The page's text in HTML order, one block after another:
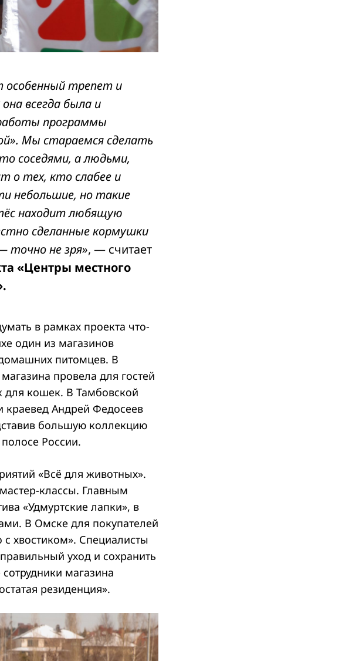
особенный трепет и
всегда была и
программы
Мы стараемся сделать
соседями, а людьми,
о тех, кто слабее и
небольшие, но такие
находит любящую
сделанные кормушки
точно не зря», — считает
«Центры местного
в рамках проекта что-
один из магазинов
питомцев. В
провела для гостей
для кошек. В Тамбовской
краевед Андрей Федосеев
большую коллекцию
России.
«Всё для животных».
классы. Главным
«Удмуртские лапки», в
В Омске для покупателей
хвостиком». Специалисты
уход и сохранить
магазина
резиденция».